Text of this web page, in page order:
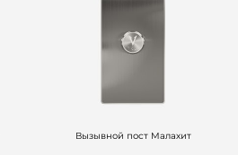
Вызывной пост Малахит